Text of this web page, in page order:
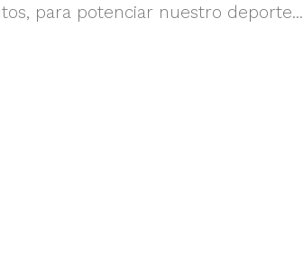
para potenciar nuestro deporte...